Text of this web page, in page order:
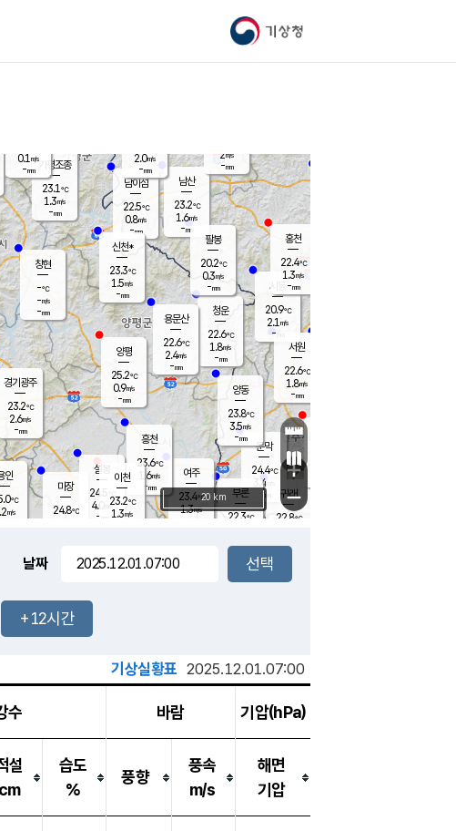
기상청
문막
24.4℃
3.4m/s
mm
남이섬
22.5℃
0.8m/s
-mm
부론
22.3℃
남산
23.2℃
1.6m/s
-mm
-mm
청운
22.6℃
1.8m/s
-mm
팔봉
20.2℃
0.3m/s
-mm
인
℃
m/s
여주
23.4℃
1.3m/s
양동
23.8℃
3.5m/s
-mm
경기광주
23.2℃
2.6m/s
-mm
장호원
2.0m/s
-mm
가평조종
23.1℃
1.3m/s
-mm
신천*
23.3℃
1.5m/s
-mm
창현
-℃
-m/s
-mm
0.1 m/s
-mm
흥천
23.6℃
1.6m/s
-mm
마장
24.8℃
설봉
24.5
4.0 m/s
- mm
시동
20.9℃
2.1 m/s
- mm
귀래
22.8℃
서원
22.6℃
1.8m/s
-mm
용문산
22.6℃
2.4m/s
-mm
홍천
22.4℃
1.3m/s
-mm
이천
23.2℃
1.3m/s
양평
25.2℃
0.9m/s
-mm
2m/s
-mm
+
−
20 km
날짜
+12시간
기상실황표 2025.12.01.07:00
수 바람 기압(hPa)
설
cm
습도
%
풍향
풍속
m/s
해면
기압